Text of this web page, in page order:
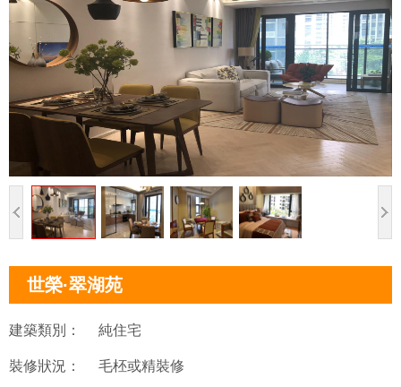
世榮·翠湖苑
建築類別： 純住宅
裝修狀況： 毛柸或精裝修